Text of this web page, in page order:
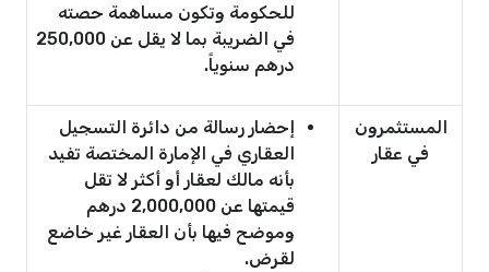
للحكومة وتكون مساهمة حصته
في الضريبة بما لا يقل عن 250,000
درهم سنوياً.
المستثمرون
في عقار
إحضار رسالة من دائرة التسجيل
العقاري في الإمارة المختصة تفيد
بأنه مالك لعقار أو أكثر لا تقل
قيمتها عن 2,000,000 درهم
وموضح فيها بأن العقار غير خاضع
لقرض.